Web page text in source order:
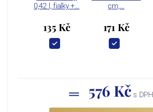
0,42 l, fialky +…
135 Kč
cm,…
171 Kč
576 Kč s DPH